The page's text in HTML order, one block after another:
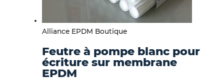
Alliance EPDM Boutique
Feutre à pompe blanc pour
écriture sur membrane
EPDM